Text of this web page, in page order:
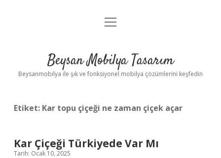
Anasayfa
Yasal Uyarı
menüyü
Beysan Mobilya Tasarım
Beysanmobilya ile şık ve fonksiyonel mobilya çözümlerini keşfedin
Etiket: Kar topu çiçeği ne zaman çiçek açar
Kar Çiçeği Türkiyede Var Mı
Tarih: Ocak 10, 2025